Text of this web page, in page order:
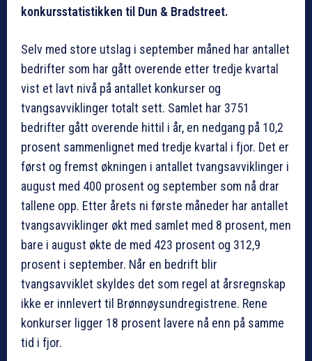
konkursstatistikken til Dun & Bradstreet.
Selv med store utslag i september måned har antallet
bedrifter som har gått overende etter tredje kvartal
vist et lavt nivå på antallet konkurser og
tvangsavviklinger totalt sett. Samlet har 3751
bedrifter gått overende hittil i år, en nedgang på 10,2
prosent sammenlignet med tredje kvartal i fjor. Det er
først og fremst økningen i antallet tvangsavviklinger i
august med 400 prosent og september som nå drar
tallene opp. Etter årets ni første måneder har antallet
tvangsavviklinger økt med samlet med 8 prosent, men
bare i august økte de med 423 prosent og 312,9
prosent i september. Når en bedrift blir
tvangsavviklet skyldes det som regel at årsregnskap
ikke er innlevert til Brønnøysundregistrene. Rene
konkurser ligger 18 prosent lavere nå enn på samme
tid i fjor.